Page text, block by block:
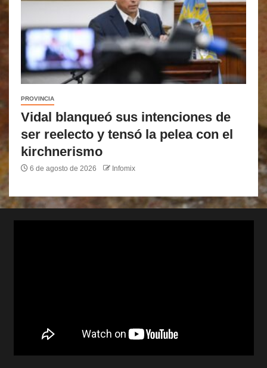
PROVINCIA
Vidal blanqueó sus intenciones de
ser reelecto y tensó la pelea con el
kirchnerismo
6 de agosto de 2026 Infomix